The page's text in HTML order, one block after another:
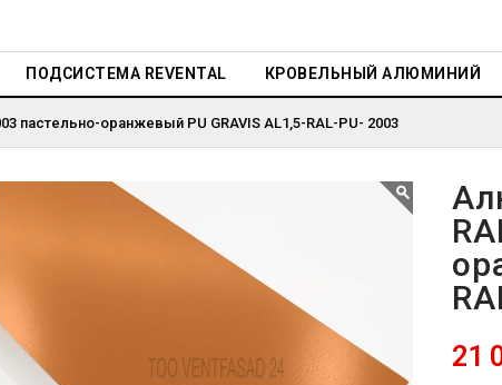
ПОДСИСТЕМА REVENTAL КРОВЕЛЬНЫЙ АЛЮМИНИЙ
пастельно-оранжевый PU GRAVIS AL1,5-RAL-PU- 2003
21